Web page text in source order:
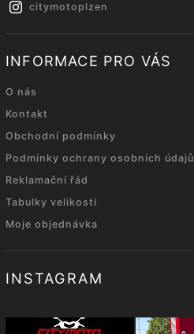
citymotoplzen
INFORMACE PRO VÁS
O nás
Kontakt
Obchodní podmínky
Podmínky ochrany osobních údajů
Reklamační řád
Tabulky velikostí
Moje objednávka
INSTAGRAM